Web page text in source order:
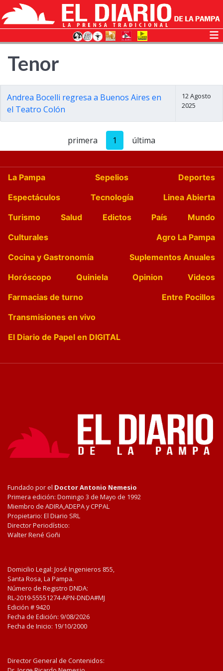
Tenor
Andrea Bocelli regresa a Buenos Aires en
el Teatro Colón
12 Agosto
2025
primera 1 última
La Pampa Sepelios
Deportes
Espectáculos
Tecnología
Linea Abierta
Turismo
Salud Edictos País
Mundo
Culturales
Agro La Pampa
Cocina y Gastronomía
Suplementos Anuales
Horóscopo
Quiniela Opinion
Videos
Farmacias de turno
Entre Pocillos
Transmisiones en vivo
El Diario de Papel en DIGITAL
Fundado por el Doctor Antonio Nemesio
Primera edición: Domingo 3 de Mayo de 1992
Miembro de ADIRA,ADEPA y CPPAL
Propietario: El Diario SRL
Director Periodístico:
Walter René Goñi
Domicilio Legal: José Ingenieros 855,
Santa Rosa, La Pampa.
Número de Registro DNDA:
RL-2019-55551274-APN-DNDA#MJ
Edición # 9420
Fecha de Edición: 9/08/2026
Fecha de Inicio: 19/10/2000
Director General de Contenidos: